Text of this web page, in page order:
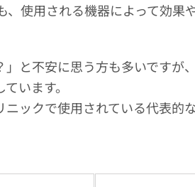
、使用される機器によって効果
と不安に思う方も多いですが
います。
ックで使用されている代表的